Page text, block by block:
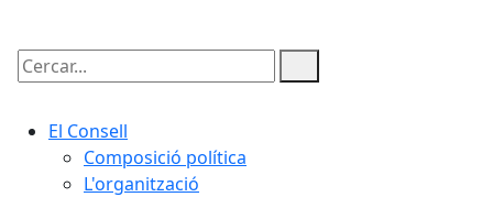
Cercar:
El Consell
Composició política
L'organització